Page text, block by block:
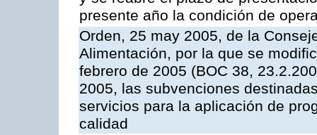
presente año la condición de
Orden, 25 may 2005, de la
Alimentación, por la que se
febrero de 2005 (BOC 38,
2005, las subvenciones
servicios para la aplicación de
calidad